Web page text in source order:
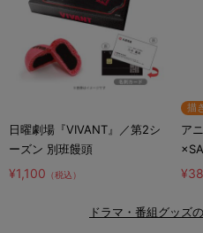
日曜劇場『VIVANT』／第2シ
ーズン 別班饅頭
¥1,100 （税込）
描
ア
カ
ドラマ・番組グッズ